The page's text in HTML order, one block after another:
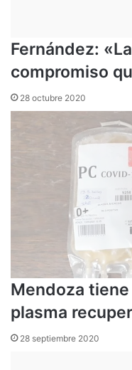
Fernández:
compromiso
28 octubre 2020
Mendoza
plasma
28 septiembre 2020